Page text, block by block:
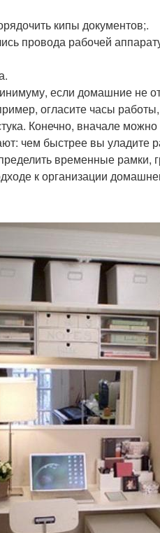
кипы документов;.
провода рабочей
если домашние не
огласите часы
Конечно, вначале
чем быстрее вы уладите
временные
к организации